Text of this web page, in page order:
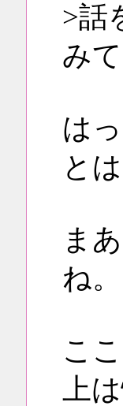
>話
み
は
と
ま
ね。
こ
上